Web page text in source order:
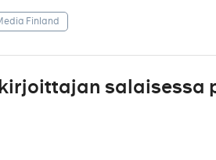
Finland
salaisessa